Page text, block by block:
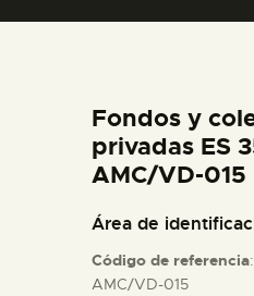
ESPAÑOL
ACTIVIDADES
Fondos y
privadas ES
AMC/VD-015
Área de
Código de referencia
AMC/VD-015